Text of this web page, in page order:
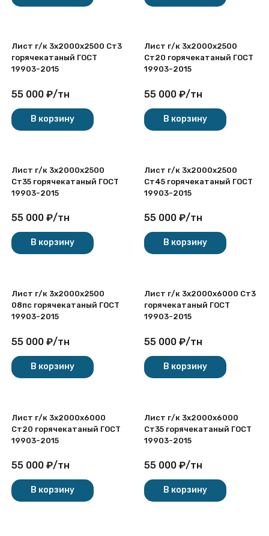
Лист г/к 3х2000x2500 Ст3
горячекатаный ГОСТ
19903-2015
55 000 ₽/тн
В корзину
Лист г/к 3х2000x2500
Ст20 горячекатаный ГОСТ
19903-2015
55 000 ₽/тн
В корзину
Лист г/к 3х2000x2500
Ст35 горячекатаный ГОСТ
19903-2015
55 000 ₽/тн
В корзину
Лист г/к 3х2000x2500
Ст45 горячекатаный ГОСТ
19903-2015
55 000 ₽/тн
В корзину
Лист г/к 3х2000x2500
08пс горячекатаный ГОСТ
19903-2015
55 000 ₽/тн
В корзину
Лист г/к 3х2000x6000 Ст3
горячекатаный ГОСТ
19903-2015
55 000 ₽/тн
В корзину
Лист г/к 3х2000x6000
Ст20 горячекатаный ГОСТ
19903-2015
55 000 ₽/тн
В корзину
Лист г/к 3х2000x6000
Ст35 горячекатаный ГОСТ
19903-2015
55 000 ₽/тн
В корзину